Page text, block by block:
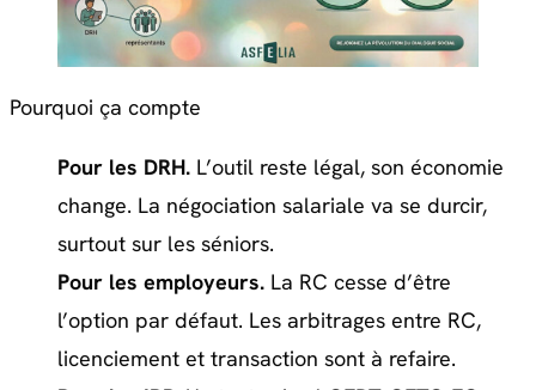
Pourquoi ça compte
Pour les DRH. L’outil reste légal, son économie
change. La négociation salariale va se durcir,
surtout sur les séniors.
Pour les employeurs. La RC cesse d’être
l’option par défaut. Les arbitrages entre RC,
licenciement et transaction sont à refaire.